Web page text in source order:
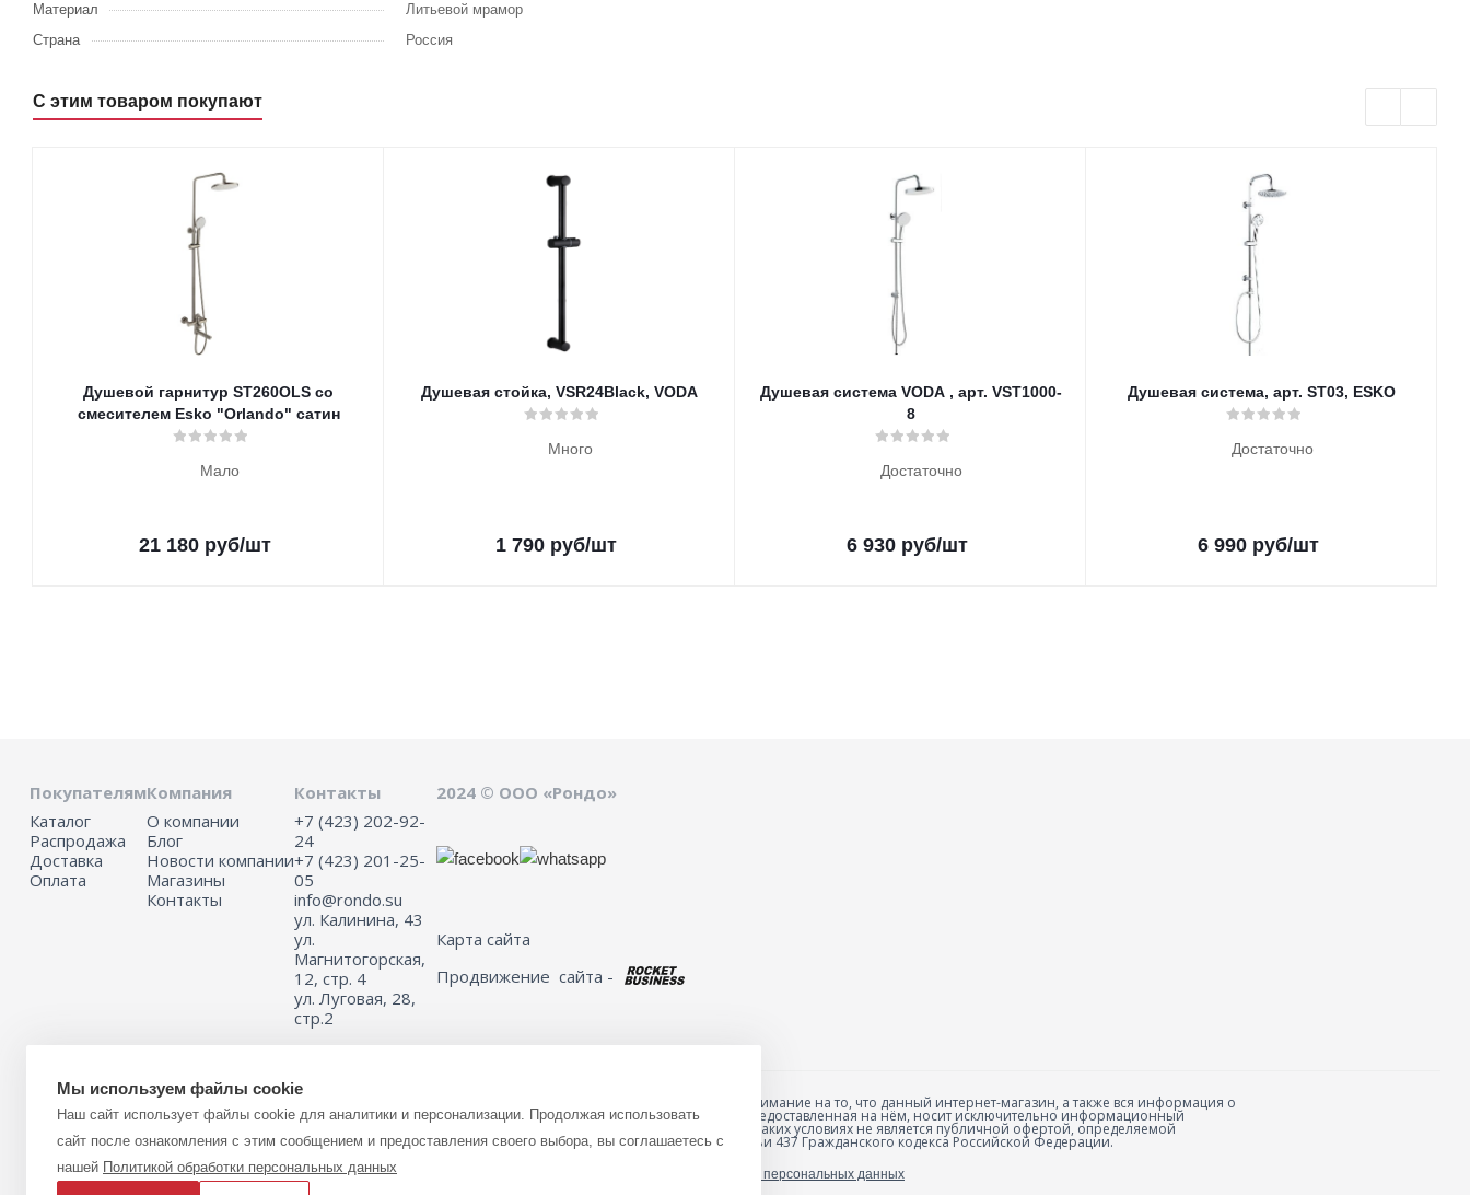
Материал
Литьевой мрамор
Страна
Россия
С этим товаром покупают
Душевой гарнитур ST260OLS со
смесителем Esko "Orlando" сатин
Мало
21 180руб/шт
Душевая стойка, VSR24Black, VODA
Много
1 790руб/шт
Душевая система VODA , арт. VST1000-
8
Достаточно
6 930руб/шт
Душевая система, арт. ST03, ESKO
Достаточно
6 990руб/шт
Покупателям
Каталог
Распродажа
Доставка
Оплата
Компания
О компании
Блог
Новости компании
Магазины
Контакты
Контакты
+7 (423) 202-92-
24
+7 (423) 201-25-
05
info@rondo.su
ул. Калинина, 43
ул.
Магнитогорская,
12, стр. 4
ул. Луговая, 28,
стр.2
2024 © ООО «Рондо»
Карта сайта
Продвижение сайта -
Информация на сайте не является публичной офертой.
Для получения подробной информации о наличии и стоимости указанных товаров и
(или) услуг, пожалуйста, обращайтесь к менеджеру сайта с помощью специальной формы
Обращаем ваше внимание на то, что данный интернет-магазин, а также вся информация о
товарах и ценах, предоставленная на нём, носит исключительно информационный
характер и ни при каких условиях не является публичной офертой, определяемой
положениями Статьи 437 Гражданского кодекса Российской Федерации.
Политика обработки персональных данных
Мы используем файлы cookie
Наш сайт использует файлы cookie для аналитики и персонализации. Продолжая использовать
сайт после ознакомления с этим сообщением и предоставления своего выбора, вы соглашаетесь с
нашей Политикой обработки персональных данных